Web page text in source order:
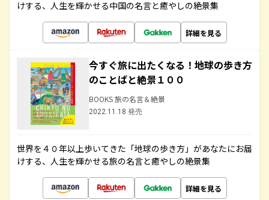
けする、人生を輝かせる中国の名言と癒やしの絶景集
詳細を見る
今すぐ旅に出たくなる！地球の歩き方
のことばと絶景１００
BOOKS 旅の名言＆絶景
2022.11.18 発売
世界を４０年以上歩いてきた「地球の歩き方」があなたにお届
けする、人生を輝かせる旅の名言と癒やしの絶景集
詳細を見る